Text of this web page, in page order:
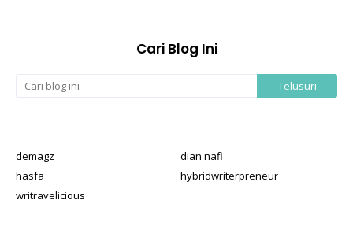
Cari Blog Ini
demagz
dian nafi
hasfa
hybridwriterpreneur
writravelicious